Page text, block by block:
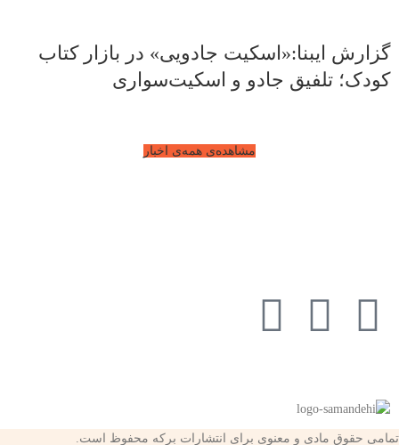
گزارش ایبنا:«اسکیت جادویی» در بازار کتاب
کودک؛ تلفیق جادو و اسکیت‌سواری
مشاهده‌ی همه‌ی اخبار
تمامی حقوق مادی و معنوی برای انتشارات برکه محفوظ است.